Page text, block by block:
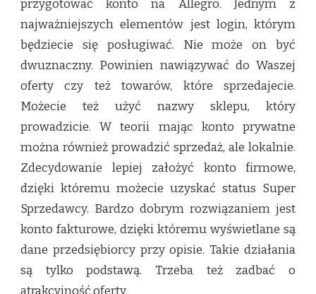
przygotować konto na Allegro. Jednym z
najważniejszych elementów jest login, którym
będziecie się posługiwać. Nie może on być
dwuznaczny. Powinien nawiązywać do Waszej
oferty czy też towarów, które sprzedajecie.
Możecie też użyć nazwy sklepu, który
prowadzicie. W teorii mając konto prywatne
można również prowadzić sprzedaż, ale lokalnie.
Zdecydowanie lepiej założyć konto firmowe,
dzięki któremu możecie uzyskać status Super
Sprzedawcy. Bardzo dobrym rozwiązaniem jest
konto fakturowe, dzięki któremu wyświetlane są
dane przedsiębiorcy przy opisie. Takie działania
są tylko podstawą. Trzeba też zadbać o